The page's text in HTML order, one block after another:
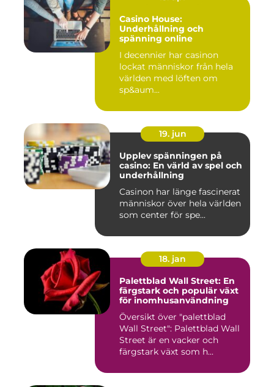
Casino House:
Underhållning och
spänning online
I decennier har casinon
lockat människor från hela
världen med löften om
sp&aum...
19. jun
Upplev spänningen på
casino: En värld av spel och
underhållning
Casinon har länge fascinerat
människor över hela världen
som center för spe...
18. jan
Palettblad Wall Street: En
färgstark och populär växt
för inomhusanvändning
Översikt över "palettblad
Wall Street": Palettblad Wall
Street är en vacker och
färgstark växt som h...